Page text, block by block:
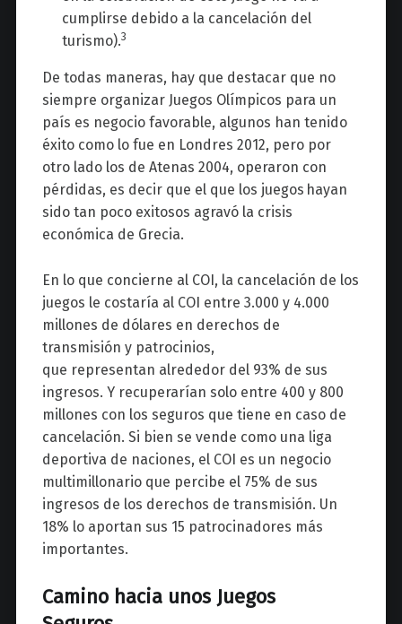
cumplirse debido a la cancelación del
turismo).3
De todas maneras, hay que destacar que no
siempre organizar Juegos Olímpicos para un
país es negocio favorable, algunos han tenido
éxito como lo fue en Londres 2012, pero por
otro lado los de Atenas 2004, operaron con
pérdidas, es decir que el que los juegos hayan
sido tan poco exitosos agravó la crisis
económica de Grecia.
En lo que concierne al COI, la cancelación de los
juegos le costaría al COI entre 3.000 y 4.000
millones de dólares en derechos de
transmisión y patrocinios,
que representan alrededor del 93% de sus
ingresos. Y recuperarían solo entre 400 y 800
millones con los seguros que tiene en caso de
cancelación. Si bien se vende como una liga
deportiva de naciones, el COI es un negocio
multimillonario que percibe el 75% de sus
ingresos de los derechos de transmisión. Un
18% lo aportan sus 15 patrocinadores más
importantes.
Camino hacia unos Juegos